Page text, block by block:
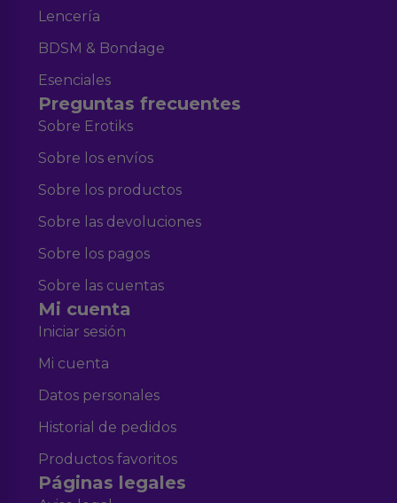
Lencería
BDSM & Bondage
Esenciales
Preguntas frecuentes
Sobre Erotiks
Sobre los envíos
Sobre los productos
Sobre las devoluciones
Sobre los pagos
Sobre las cuentas
Mi cuenta
Iniciar sesión
Mi cuenta
Datos personales
Historial de pedidos
Productos favoritos
Páginas legales